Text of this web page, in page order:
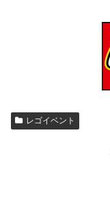
レゴイベント